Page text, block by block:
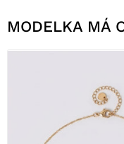
MODELKA MÁ